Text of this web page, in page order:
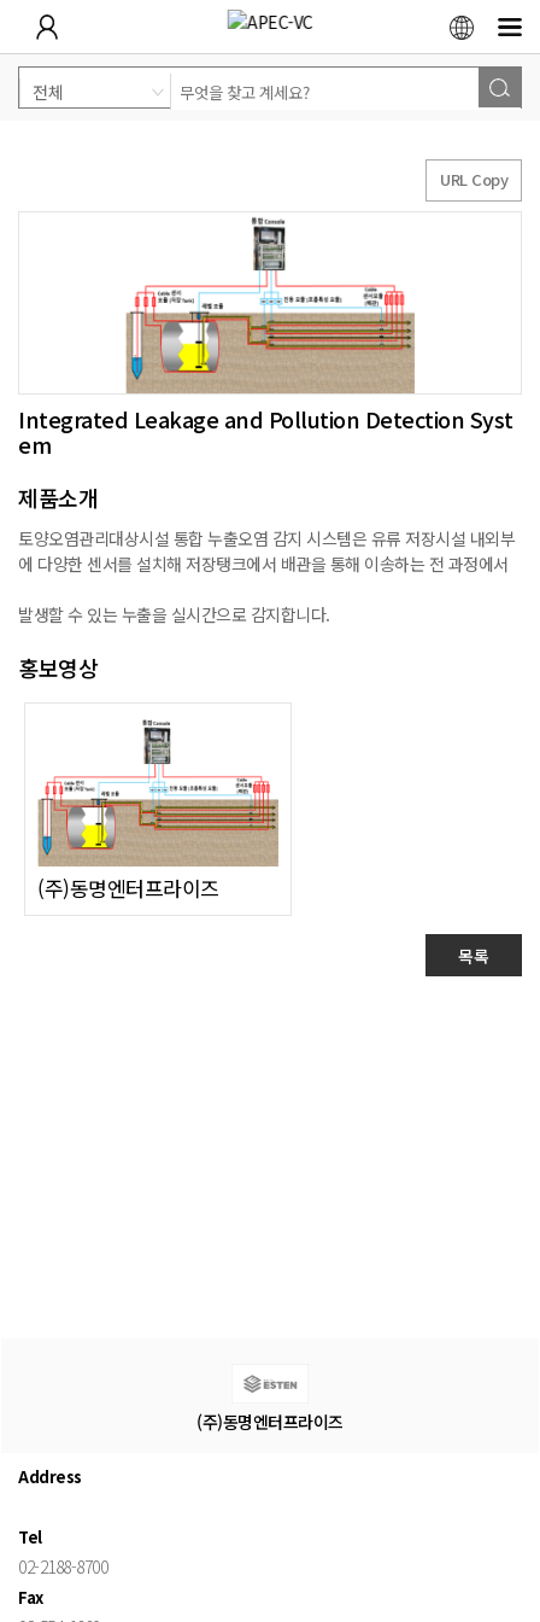
(주)동명엔터프라이즈
Address
Tel
02-2188-8700
Fax
Integrated Leakage and Pollution Detection Syst
em
URL Copy
제품소개
토양오염관리대상시설 통합 누출오염 감지 시스템은 유류 저장시설 내외부
에 다양한 센서를 설치해 저장탱크에서 배관을 통해 이송하는 전 과정에서
발생할 수 있는 누출을 실시간으로 감지합니다.
홍보영상
(주)동명엔터프라이즈